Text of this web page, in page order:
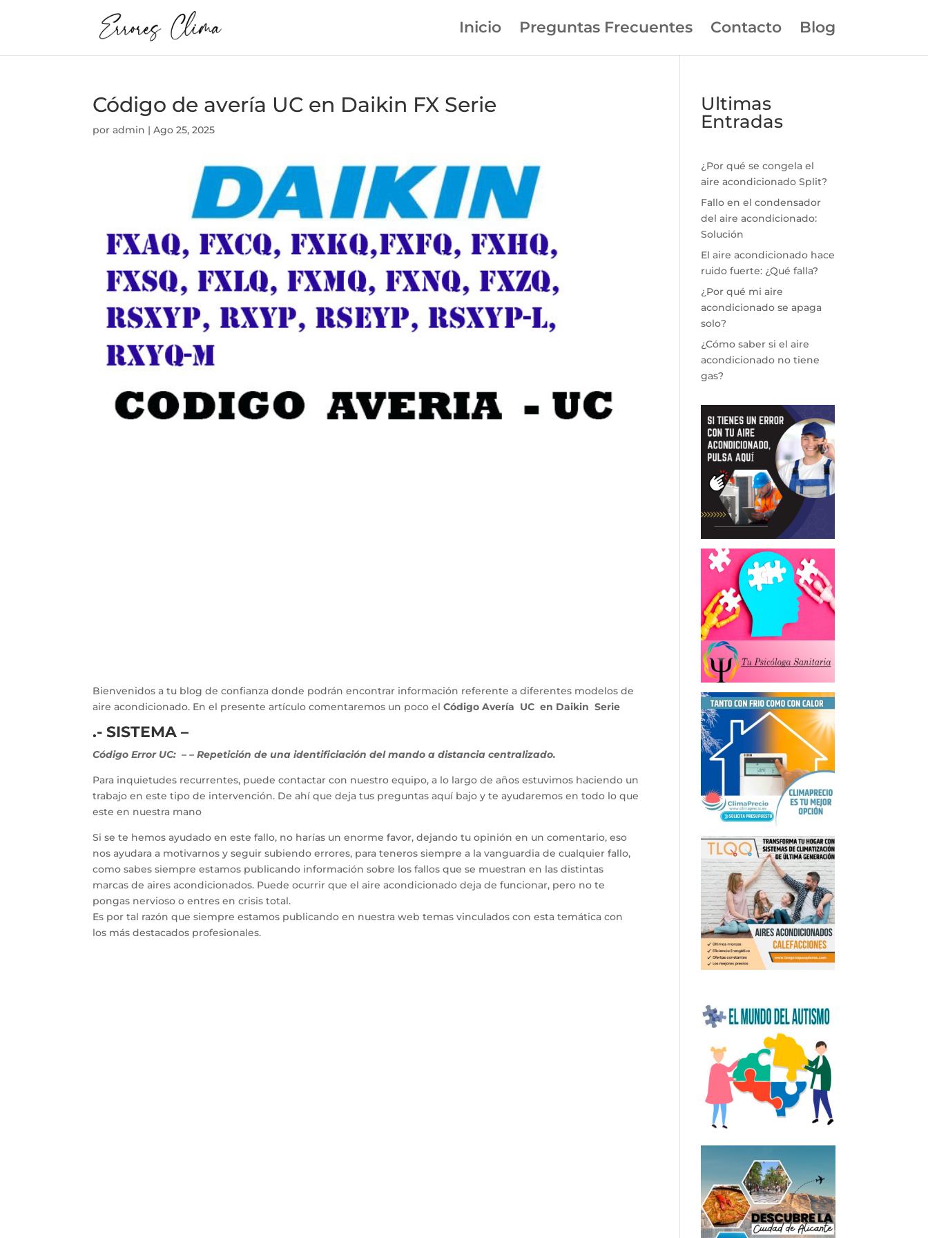
Inicio Preguntas Frecuentes Contacto Blog
Código de avería UC en Daikin FX Serie
poradmin |Ago 25, 2025
Bienvenidos a tu blog de confianza donde podrán encontrar información referente a diferentes modelos de
aire acondicionado. En el presente artículo comentaremos un poco elCódigo Avería UC en Daikin Serie
.- SISTEMA –
Código Error UC: – – Repetición de una identificiación del mando a distancia centralizado.
Para inquietudes recurrentes, puede contactar con nuestro equipo, a lo largo de años estuvimos haciendo un
trabajo en este tipo de intervención. De ahí que deja tus preguntas aquí bajo y te ayudaremos en todo lo que
este en nuestra mano
Si se te hemos ayudado en este fallo, no harías un enorme favor, dejando tu opinión en un comentario, eso
nos ayudara a motivarnos y seguir subiendo errores, para teneros siempre a la vanguardia de cualquier fallo,
como sabes siempre estamos publicando información sobre los fallos que se muestran en las distintas
marcas de aires acondicionados. Puede ocurrir que el aire acondicionado deja de funcionar, pero no te
pongas nervioso o entres en crisis total.
Es por tal razón que siempre estamos publicando en nuestra web temas vinculados con esta temática con
los más destacados profesionales.
Ultimas
Entradas
¿Por qué se congela el
aire acondicionado Split?
Fallo en el condensador
del aire acondicionado:
Solución
El aire acondicionado hace
ruido fuerte: ¿Qué falla?
¿Por qué mi aire
acondicionado se apaga
solo?
¿Cómo saber si el aire
acondicionado no tiene
gas?